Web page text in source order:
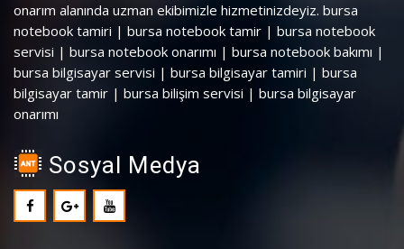
onarım alanında uzman ekibimizle hizmetinizdeyiz. bursa
notebook tamiri | bursa notebook tamir | bursa notebook
servisi | bursa notebook onarımı | bursa notebook bakımı |
bursa bilgisayar servisi | bursa bilgisayar tamiri | bursa
bilgisayar tamir | bursa bilişim servisi | bursa bilgisayar
onarımı
Sosyal Medya